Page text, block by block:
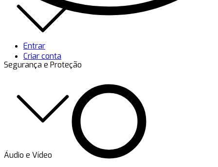
Segurança e Proteção
Áudio e Vídeo
Entrar
Criar conta